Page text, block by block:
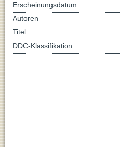
Erscheinungsdatum
Autoren
Titel
DDC-Klassifikation